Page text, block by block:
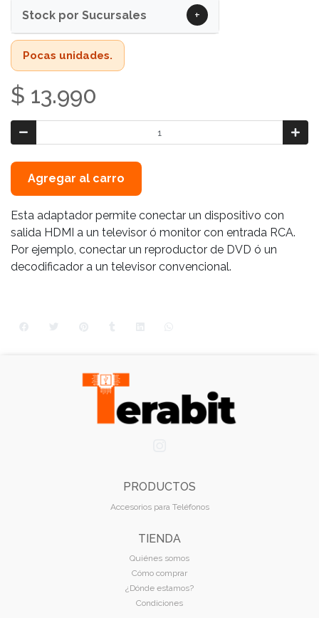
Stock por Sucursales +
Pocas unidades.
$ 13.990
Agregar al carro
Esta adaptador permite conectar un dispositivo con
salida HDMI a un televisor ó monitor con entrada RCA.
Por ejemplo, conectar un reproductor de DVD ó un
decodificador a un televisor convencional.
PRODUCTOS
Accesorios para Teléfonos
TIENDA
Quiénes somos
Cómo comprar
¿Dónde estamos?
Condiciones